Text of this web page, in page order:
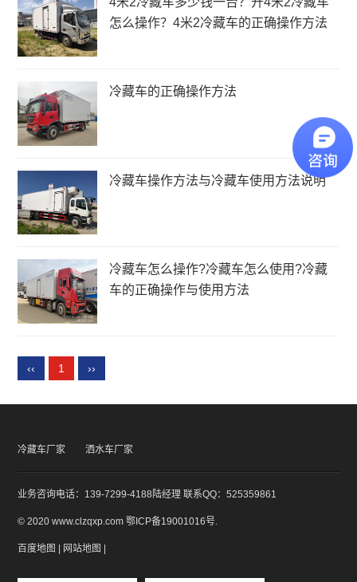
怎么操作？4米2冷藏车的正确操作方法
冷藏车的正确操作方法
冷藏车操作方法与冷藏车使用方法说明
冷藏车怎么操作?冷藏车怎么使用?冷藏
车的正确操作与使用方法
‹‹ 1 ››
冷藏车厂家 洒水车厂家
业务咨询电话：139-7299-4188陆经理 联系QQ：525359861
© 2020 www.clzqxp.com鄂ICP备19001016号
百度地图 | 网站地图 |